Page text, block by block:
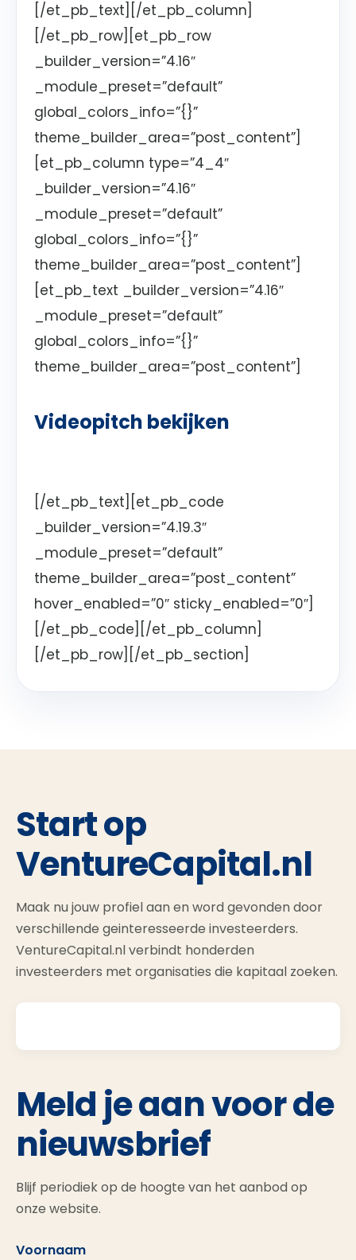
[/et_pb_text][/et_pb_column]
[/et_pb_row][et_pb_row
_builder_version=”4.16″
_module_preset=”default”
global_colors_info=”{}”
theme_builder_area=”post_content”]
[et_pb_column type=”4_4″
_builder_version=”4.16″
_module_preset=”default”
global_colors_info=”{}”
theme_builder_area=”post_content”]
[et_pb_text _builder_version=”4.16″
_module_preset=”default”
global_colors_info=”{}”
theme_builder_area=”post_content”]
Videopitch bekijken
[/et_pb_text][et_pb_code
_builder_version=”4.19.3″
_module_preset=”default”
theme_builder_area=”post_content”
hover_enabled=”0″ sticky_enabled=”0″]
[/et_pb_code][/et_pb_column]
[/et_pb_row][/et_pb_section]
Start op
VentureCapital.nl
Maak nu jouw profiel aan en word gevonden door
verschillende geinteresseerde investeerders.
VentureCapital.nl verbindt honderden
investeerders met organisaties die kapitaal zoeken.
Meld je aan voor de
nieuwsbrief
Blijf periodiek op de hoogte van het aanbod op
onze website.
Voornaam